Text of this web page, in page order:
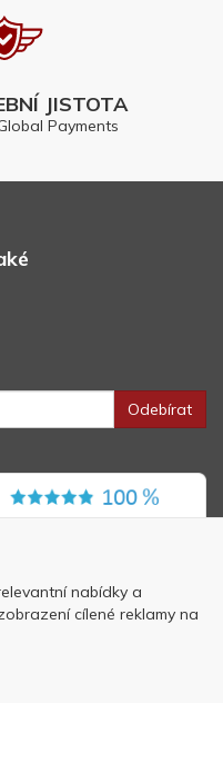
JISTOTA
Payments
Odebírat
nabídky a
cílené reklamy na